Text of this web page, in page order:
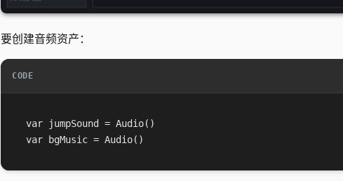
要创建音频资产：
CODE
var jumpSound = Audio()